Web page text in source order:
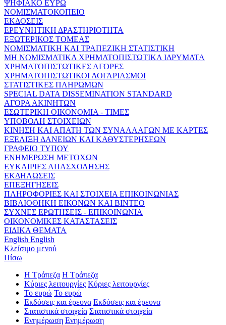
ΨΗΦΙΑΚΟ ΕΥΡΩ
ΝΟΜΙΣΜΑΤΟΚΟΠΕΙΟ
ΕΚΔΟΣΕΙΣ
ΕΡΕΥΝΗΤΙΚΗ ΔΡΑΣΤΗΡΙΟΤΗΤΑ
ΕΞΩΤΕΡΙΚΟΣ ΤΟΜΕΑΣ
ΝΟΜΙΣΜΑΤΙΚΗ ΚΑΙ ΤΡΑΠΕΖΙΚΗ ΣΤΑΤΙΣΤΙΚΗ
ΜΗ ΝΟΜΙΣΜΑΤΙΚΑ ΧΡΗΜΑΤΟΠΙΣΤΩΤΙΚΑ ΙΔΡΥΜΑΤΑ
ΧΡΗΜΑΤΟΠΙΣΤΩΤΙΚΕΣ ΑΓΟΡΕΣ
ΧΡΗΜΑΤΟΠΙΣΤΩΤΙΚΟΙ ΛΟΓΑΡΙΑΣΜΟΙ
ΣΤΑΤΙΣΤΙΚΕΣ ΠΛΗΡΩΜΩΝ
SPECIAL DATA DISSEMINATION STANDARD
ΑΓΟΡΑ ΑΚΙΝΗΤΩΝ
ΕΣΩΤΕΡΙΚΗ ΟΙΚΟΝΟΜΙΑ - ΤΙΜΕΣ
ΥΠΟΒΟΛΗ ΣΤΟΙΧΕΙΩΝ
ΚΙΝΗΣΗ ΚΑΙ ΑΠΑΤΗ ΤΩΝ ΣΥΝΑΛΛΑΓΩΝ ΜΕ ΚΑΡΤΕΣ
ΕΞΕΛΙΞΗ ΔΑΝΕΙΩΝ ΚΑΙ ΚΑΘΥΣΤΕΡΗΣΕΩΝ
ΓΡΑΦΕΙΟ ΤΥΠΟΥ
ΕΝΗΜΕΡΩΣΗ ΜΕΤΟΧΩΝ
ΕΥΚΑΙΡΙΕΣ ΑΠΑΣΧΟΛΗΣΗΣ
ΕΚΔΗΛΩΣΕΙΣ
ΕΠΕΞΗΓΗΣΕΙΣ
ΠΛΗΡΟΦΟΡΙΕΣ ΚΑΙ ΣΤΟΙΧΕΙΑ ΕΠΙΚΟΙΝΩΝΙΑΣ
ΒΙΒΛΙΟΘΗΚΗ ΕΙΚΟΝΩΝ ΚΑΙ ΒΙΝΤΕΟ
ΣΥΧΝΕΣ ΕΡΩΤΗΣΕΙΣ - ΕΠΙΚΟΙΝΩΝΙΑ
ΟΙΚΟΝΟΜΙΚΕΣ ΚΑΤΑΣΤΑΣΕΙΣ
ΕΙΔΙΚΑ ΘΕΜΑΤΑ
English English
Κλείσιμο μενού
Πίσω
Η Τράπεζα Η Τράπεζα
Κύριες λειτουργίες Κύριες λειτουργίες
Το ευρώ Το ευρώ
Εκδόσεις και έρευνα Εκδόσεις και έρευνα
Στατιστικά στοιχεία Στατιστικά στοιχεία
Ενημέρωση Ενημέρωση